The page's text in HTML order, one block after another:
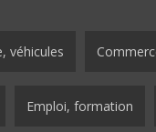
véhicules
Emploi, formation